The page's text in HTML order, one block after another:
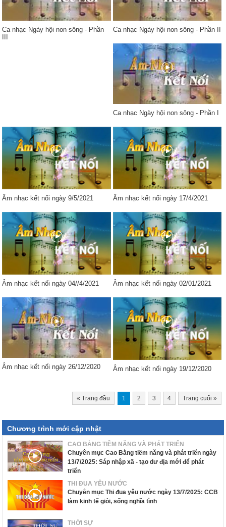
Ca nhạc Ngày hội non sông - Phần
Ca nhạc Ngày hội non sông - Phần II
Ca nhạc Ngày hội non sông - Phần I
Âm nhạc kết nối ngày 9/5/2021 Âm nhạc kết nối ngày 17/4/2021
Âm nhạc kết nối ngày 04//4/2021 Âm nhạc kết nối ngày 02/01/2021
Âm nhạc kết nối ngày 26/12/2020 Âm nhạc kết nối ngày 19/12/2020
« Trang đầu 1 2 3 4 Trang cuối »
Chương trình mới cập nhật
CAO BẰNG TIỀM NĂNG VÀ PHÁT TRIỂN
Chuyên mục Cao Bằng tiềm năng và phát triển ngày
13/7/2025: Sáp nhập xã - tạo dư địa mới để phát
triển
THI ĐUA YÊU NƯỚC
Chuyên mục Thi đua yêu nước ngày 13/7/2025: CCB
làm kinh tế giỏi, sống nghĩa tình
THỜI SỰ